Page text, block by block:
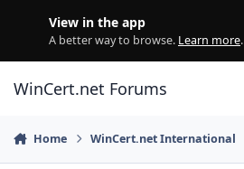
View in the app
A better way to browse. Learn more.
WinCert.net Forums
Home WinCert.net International